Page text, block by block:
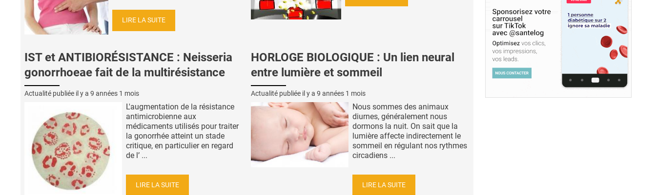
LIRE LA SUITE
IST et ANTIBIORÉSISTANCE : Neisseria
gonorrhoeae fait de la multirésistance
Actualité publiée il y a 9 années 1 mois
L'augmentation de la résistance
antimicrobienne aux
médicaments utilisés pour traiter
la gonorrhée atteint un stade
critique, en particulier en regard
de l’ ...
LIRE LA SUITE
HORLOGE BIOLOGIQUE : Un lien neural
entre lumière et sommeil
Actualité publiée il y a 9 années 1 mois
Nous sommes des animaux
diurnes, généralement nous
dormons la nuit. On sait que la
lumière affecte indirectement le
sommeil en régulant nos rythmes
circadiens ...
LIRE LA SUITE